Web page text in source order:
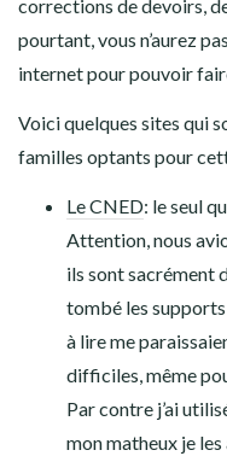
corrections de devoirs,
pourtant, vous n’aurez
internet pour pouvoir
Voici quelques sites qui
familles optants pour
Le CNED: le seul
Attention, nous
ils sont sacrément
tombé les
à lire me
difficiles, même
Par contre j’ai
mon matheux je